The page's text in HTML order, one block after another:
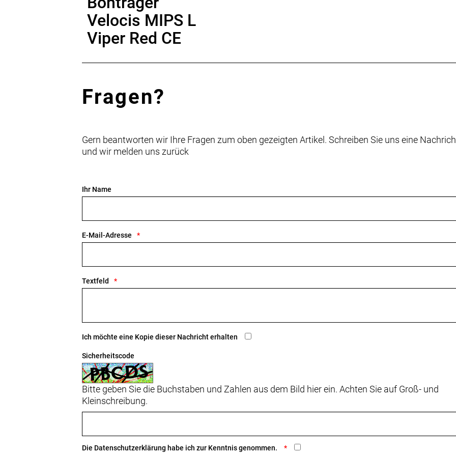
Velocis MIPS L
Viper Red CE
Fragen?
Gern beantworten wir Ihre Fragen zum oben gezeigten Artikel. Schreiben Sie uns eine
und wir melden uns zurück
Ihr Name
E-Mail-Adresse
Textfeld
Ich möchte eine Kopie dieser Nachricht erhalten
Sicherheitscode
Bitte geben Sie die Buchstaben und Zahlen aus dem Bild hier ein. Achten Sie auf Groß- und
Kleinschreibung.
Die Datenschutzerklärung habe ich zur Kenntnis genommen.